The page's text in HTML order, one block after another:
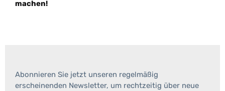
machen!
Abonnieren Sie jetzt unseren regelmäßig
erscheinenden Newsletter, um rechtzeitig über neue